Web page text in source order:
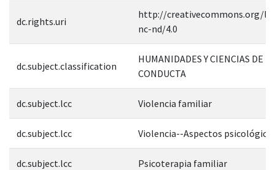
dc.rights.uri
http://creativecommons.org/
nc-nd/4.0
dc.subject.classification
HUMANIDADES Y CIENCIAS DE LA
CONDUCTA
dc.subject.lcc Violencia familiar
dc.subject.lcc Violencia--Aspectos
dc.subject.lcc Psicoterapia familiar